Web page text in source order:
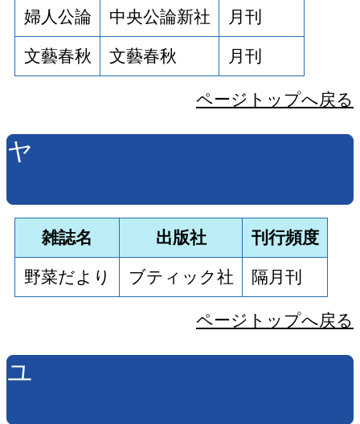
婦人公論 中央公論新社 月刊
文藝春秋 文藝春秋 月刊
ページトップへ戻る
ヤ
雑誌名 出版社 刊行頻度
野菜だより ブティック社 隔月刊
ページトップへ戻る
ユ